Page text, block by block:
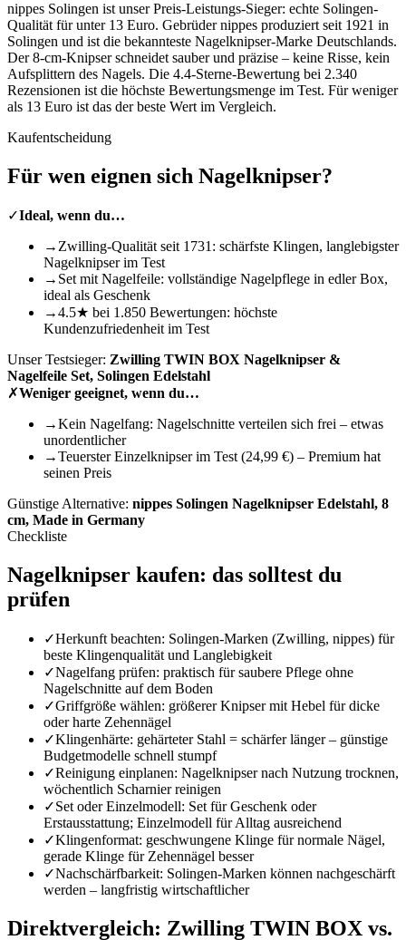
nippes Solingen ist unser Preis-Leistungs-Sieger: echte Solingen-
Qualität für unter 13 Euro. Gebrüder nippes produziert seit 1921 in
Solingen und ist die bekannteste Nagelknipser-Marke Deutschlands.
Der 8-cm-Knipser schneidet sauber und präzise – keine Risse, kein
Aufsplittern des Nagels. Die 4.4-Sterne-Bewertung bei 2.340
Rezensionen ist die höchste Bewertungsmenge im Test. Für weniger
als 13 Euro ist das der beste Wert im Vergleich.
Kaufentscheidung
Für wen eignen sich Nagelknipser?
✓Ideal, wenn du…
→ Zwilling-Qualität seit 1731: schärfste Klingen, langlebigster
Nagelknipser im Test
→ Set mit Nagelfeile: vollständige Nagelpflege in edler Box,
ideal als Geschenk
→4.5★ bei 1.850 Bewertungen: höchste
Kundenzufriedenheit im Test
Unser Testsieger: Zwilling TWIN BOX Nagelknipser &
Nagelfeile Set, Solingen Edelstahl
✗Weniger geeignet, wenn du…
→Kein Nagelfang: Nagelschnitte verteilen sich frei – etwas
unordentlicher
→Teuerster Einzelknipser im Test (24,99 €) – Premium hat
seinen Preis
Günstige Alternative: nippes Solingen Nagelknipser Edelstahl, 8
cm, Made in Germany
Checkliste
Nagelknipser kaufen: das solltest du
prüfen
✓Herkunft beachten: Solingen-Marken (Zwilling, nippes) für
beste Klingenqualität und Langlebigkeit
✓Nagelfang prüfen: praktisch für saubere Pflege ohne
Nagelschnitte auf dem Boden
✓Griffgröße wählen: größerer Knipser mit Hebel für dicke
oder harte Zehennägel
✓Klingenhärte: gehärteter Stahl = schärfer länger – günstige
Budgetmodelle schnell stumpf
✓Reinigung einplanen: Nagelknipser nach Nutzung trocknen,
wöchentlich Scharnier reinigen
✓Set oder Einzelmodell: Set für Geschenk oder
Erstausstattung; Einzelmodell für Alltag ausreichend
✓Klingenformat: geschwungene Klinge für normale Nägel,
gerade Klinge für Zehennägel besser
✓Nachschärfbarkeit: Solingen-Marken können nachgeschärft
werden – langfristig wirtschaftlicher
Direktvergleich: Zwilling TWIN BOX vs.